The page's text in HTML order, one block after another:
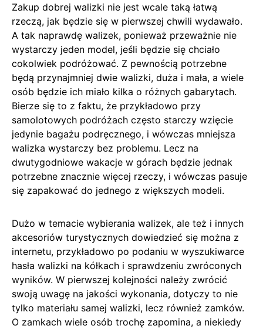
Zakup dobrej walizki nie jest wcale taką łatwą
rzeczą, jak będzie się w pierwszej chwili wydawało.
A tak naprawdę walizek, ponieważ przeważnie nie
wystarczy jeden model, jeśli będzie się chciało
cokolwiek podróżować. Z pewnością potrzebne
będą przynajmniej dwie walizki, duża i mała, a wiele
osób będzie ich miało kilka o różnych gabarytach.
Bierze się to z faktu, że przykładowo przy
samolotowych podróżach często starczy wzięcie
jedynie bagażu podręcznego, i wówczas mniejsza
walizka wystarczy bez problemu. Lecz na
dwutygodniowe wakacje w górach będzie jednak
potrzebne znacznie więcej rzeczy, i wówczas pasuje
się zapakować do jednego z większych modeli.
Dużo w temacie wybierania walizek, ale też i innych
akcesoriów turystycznych dowiedzieć się można z
internetu, przykładowo po podaniu w wyszukiwarce
hasła walizki na kółkach i sprawdzeniu zwróconych
wyników. W pierwszej kolejności należy zwrócić
swoją uwagę na jakości wykonania, dotyczy to nie
tylko materiału samej walizki, lecz również zamków.
O zamkach wiele osób trochę zapomina, a niekiedy